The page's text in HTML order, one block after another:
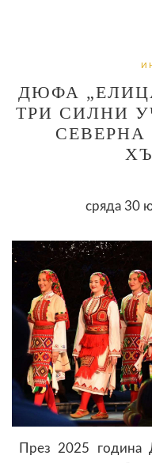
ДЮФА
ТРИ СИЛНИ
сряда 30
През 2025 година